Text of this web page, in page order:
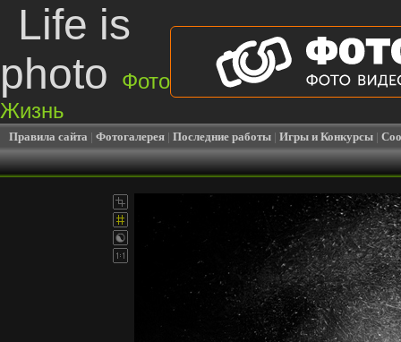
Life is
photo
Фото
Жизнь
Правила сайта | Фотогалерея | Последние работы | Игры и Конкурсы |